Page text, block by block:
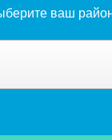
ваш